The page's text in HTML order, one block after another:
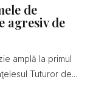
de
agresiv de
amplă la primul
Tuturor de...